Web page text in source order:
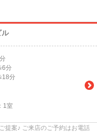
6分
18分
1室
提案♪ ご来店のご予約はお電話